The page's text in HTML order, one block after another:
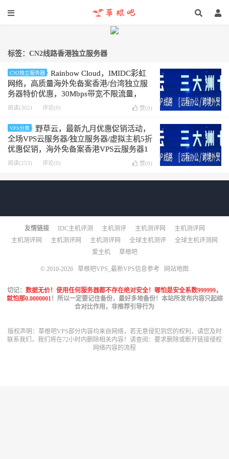
标签：CN2线路香港独立服务器
CN2独立服务器
Rainbow Cloud，IMIDC彩虹
网络，高质量海外免备案香港/台湾独立服
务器特价优惠，30Mbps带宽不限流量，
8G/16G内存随机分配，59美元/月
阅读(302) 评论(0) 赞(0)
VPS分类
野草云，最新九月优惠促销活动，
全场VPS云服务器/独立服务器/虚拟主机5折
优惠促销，海外免备案香港VPS云服务器1
核1G内存不限流量190元/年起，适合稳定
阅读(253) 评论(0) 赞(0)
友情链接 IDC主机评测 主机测评 主机测评网
主机测评网
主机测评网
主机测评网 主机测评网 全球主机测评
全球主机评测网
爱主机
草根吧
© 2010-2026 草根吧VPS_最新VPS信息参考 网站地图
切记： 数据无价！使用任何服务器都不存在绝对安全！哪怕是安全系数999999，
就怕那0.0000001！所以一定要记住备份，最好多地备份！本站所发布内容只起综
合对比作用，非推荐引导行为
版权声明：草根吧VPS部分内容均来自网络，若无意侵犯到您的权利，请您及时
联系我们，我们将在72小时内删除相关内容！请查阅： 要求删除或断开链接侵权
网络内容的流程